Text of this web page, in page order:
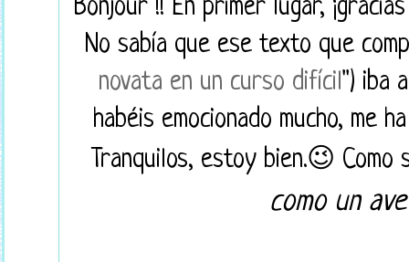
Bonjour !! En primer lugar,
No sabía que ese texto que
novata en un curso difícil") iba
habéis emocionado mucho, me
Tranquilos, estoy bien.😉 Como
como un